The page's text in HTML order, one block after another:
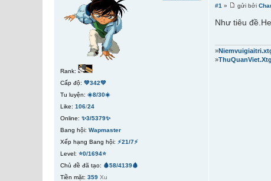
#1 » gửi bởi
Như tiêu
»
»
Rank:
Cấp độ: 💚342💚
Tu luyện: ☀️8/30☀️
Like: 106/24
Online: ✨3/5379✨
Bang hội: Wapmaster
Xếp hạng Bang hội: ⚡21/7⚡
Level: ⭐0/1694⭐
Chủ đề đã tạo: 🩸58/4139🩸
Tiền mặt: 359 Xu